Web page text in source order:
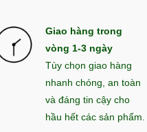
Giao hàng trong
vòng 1-3 ngày
Tùy chọn giao hàng
nhanh chóng, an toàn
và đáng tin cậy cho
hầu hết các sản phẩm.